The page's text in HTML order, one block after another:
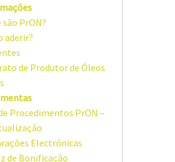
são PrON?
aderir?
de Produtor de Óleos
Procedimentos PrON –
Electrónicas
de Bonificação